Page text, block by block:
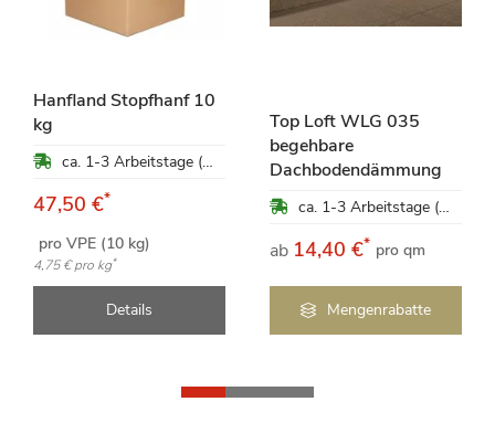
Hanfland Stopfhanf 10
kg
ca. 1-3 Arbeitstage (Mo-Fr)
47,50 €*
pro VPE (10 kg)
4,75 €pro kg*
Details
Top Loft WLG 035
begehbare
Dachbodendämmung
ca. 1-3 Arbeitstage (Mo-Fr)
ab 14,40 €* pro qm
Mengenrabatte